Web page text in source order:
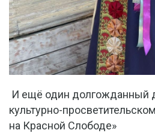
И ещё один долгожданный
культурно-
на Красной Слободе»